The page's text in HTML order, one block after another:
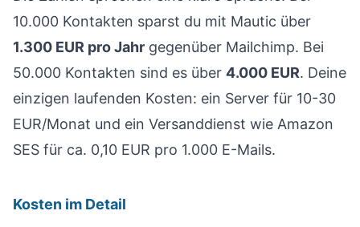
10.000 Kontakten sparst du mit Mautic über
1.300 EUR pro Jahr gegenüber Mailchimp. Bei
50.000 Kontakten sind es über 4.000 EUR. Deine
einzigen laufenden Kosten: ein Server für 10-30
EUR/Monat und ein Versanddienst wie Amazon
SES für ca. 0,10 EUR pro 1.000 E-Mails.
Kosten im Detail